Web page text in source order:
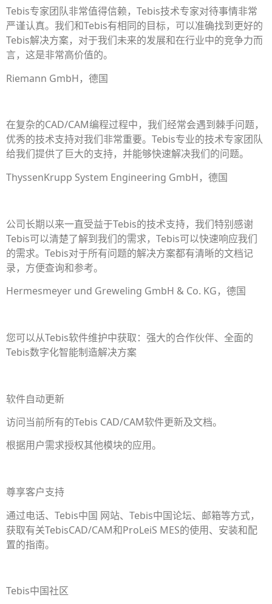
Tebis专家团队非常值得信赖，Tebis技术专家对待事情非常
严谨认真。我们和Tebis有相同的目标，可以准确找到更好的
Tebis解决方案，对于我们未来的发展和在行业中的竞争力而
言，这是非常高价值的。
Riemann GmbH，德国
在复杂的CAD/CAM编程过程中，我们经常会遇到棘手问题，
优秀的技术支持对我们非常重要。Tebis专业的技术专家团队
给我们提供了巨大的支持，并能够快速解决我们的问题。
ThyssenKrupp System Engineering GmbH，德国
公司长期以来一直受益于Tebis的技术支持，我们特别感谢
Tebis可以清楚了解到我们的需求，Tebis可以快速响应我们
的需求。Tebis对于所有问题的解决方案都有清晰的文档记
录，方便查询和参考。
Hermesmeyer und Greweling GmbH & Co. KG，德国
您可以从Tebis软件维护中获取：强大的合作伙伴、全面的
Tebis数字化智能制造解决方案
软件自动更新
访问当前所有的Tebis CAD/CAM软件更新及文档。
根据用户需求授权其他模块的应用。
尊享客户支持
通过电话、Tebis中国 网站、Tebis中国论坛、邮箱等方式，
获取有关TebisCAD/CAM和ProLeiS MES的使用、安装和配
置的指南。
Tebis中国社区